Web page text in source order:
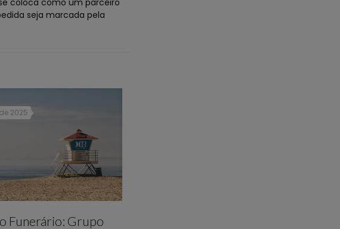
coloca como um parceiro
seja marcada pela
2025
Funerário: Grupo